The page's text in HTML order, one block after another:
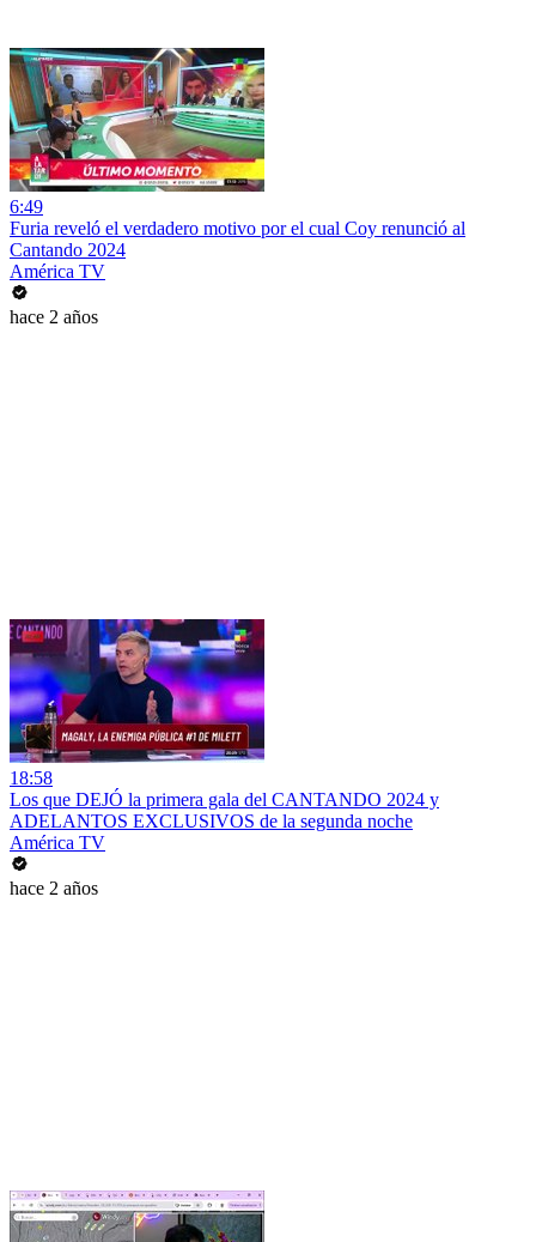
6:49
Furia reveló el verdadero motivo por el cual Coy renunció al
Cantando 2024
América TV
hace 2 años
18:58
Los que DEJÓ la primera gala del CANTANDO 2024 y
ADELANTOS EXCLUSIVOS de la segunda noche
América TV
hace 2 años